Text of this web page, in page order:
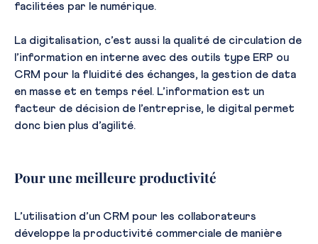
facilitées par le numérique.
La digitalisation, c’est aussi la qualité de circulation de
l’information en interne avec des outils type ERP ou
CRM pour la fluidité des échanges, la gestion de data
en masse et en temps réel. L’information est un
facteur de décision de l’entreprise, le digital permet
donc bien plus d’agilité.
Pour une meilleure productivité
L’utilisation d’un CRM pour les collaborateurs
développe la productivité commerciale de manière